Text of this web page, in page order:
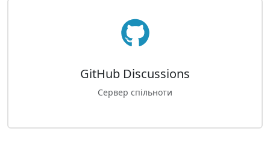
GitHub Discussions
Сервер спільноти